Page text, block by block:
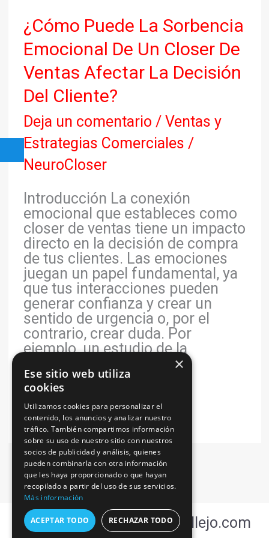
¿Cómo Puede La Sorbencia
Emocional De Un Closer De
Ventas Afectar La Decisión
Del Cliente?
Deja un comentario / Ventas y
Estrategias Comerciales /
NeuroCloser
Introducción La conexión
emocional que estableces como
closer de ventas tiene un impacto
directo en la decisión de compra
de tus clientes. Las emociones
juegan un papel fundamental, ya
que tus interacciones pueden
generar confianza y crear un
sentido de urgencia o, por el
contrario, crear duda. Por
ejemplo, un estudio de la
¿Cómo
Puede
La
Sorbencia
Emocional
De
Un
Closer
De
Ventas
Afectar
Decisión
Del
Cliente?
Leer más »
Copyright © 2026 oscarcallejo.com
×
Ese sitio web utiliza
cookies
Utilizamos cookies para personalizar el
contenido, los anuncios y analizar nuestro
tráfico. También compartimos información
sobre su uso de nuestro sitio con nuestros
socios de publicidad y análisis, quienes
pueden combinarla con otra información
que les haya proporcionado o que hayan
recopilado a partir del uso de sus servicios.
Más información
ACEPTAR TODO RECHAZAR TODO